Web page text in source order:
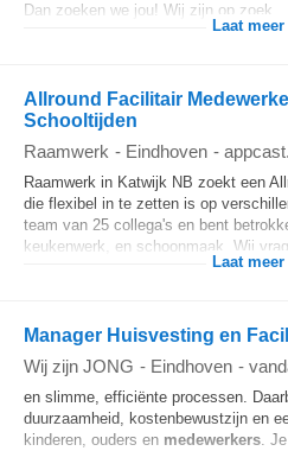
Dan zoeken we jou! Wij zijn op zoek...
Laat
Allround Facilitair
Schooltijden
Raamwerk - Eindhoven -
Raamwerk in Katwijk NB zoekt een
die flexibel in te zetten is op
team van 25 collega's en bent
keukenwerk, en schoonmaak. Wij
Laat
Manager Huisvesting en
Wij zijn JONG - Eindhoven -
en slimme, efficiënte processen.
duurzaamheid, kostenbewustzijn en
kinderen, ouders en medewerkers.